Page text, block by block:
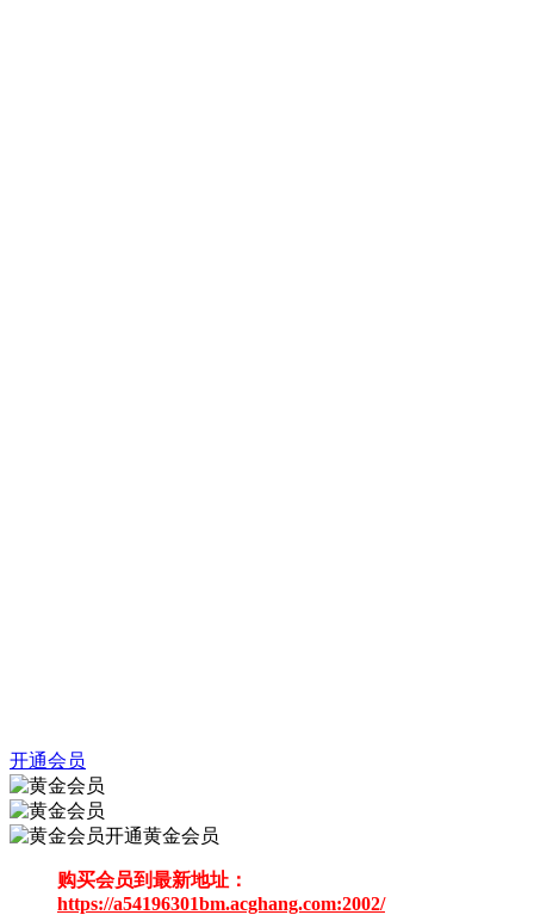
开通会员
开通黄金会员
购买会员到最新地址：
https://a54196301bm.acghang.com:2002/